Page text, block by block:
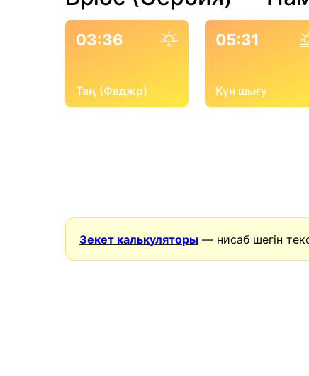
03:36
Таң (Фаджр)
05:31
Күн шығу
Зекет калькуляторы — нисаб шегін